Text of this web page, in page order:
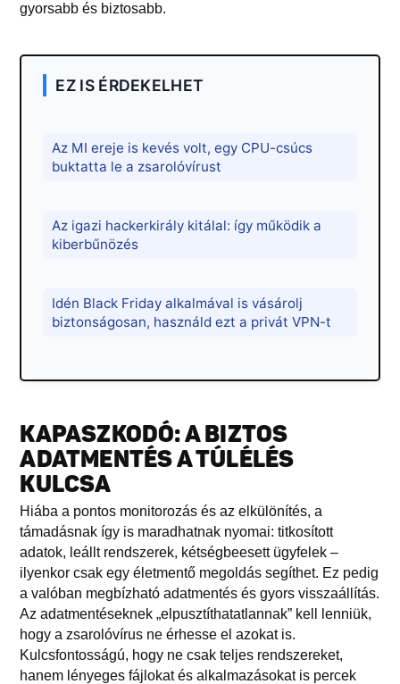
gyorsabb és biztosabb.
EZ IS ÉRDEKELHET
Az MI ereje is kevés volt, egy CPU-csúcs
buktatta le a zsarolóvírust
Az igazi hackerkirály kitálal: így működik a
kiberbűnözés
Idén Black Friday alkalmával is vásárolj
biztonságosan, használd ezt a privát VPN-t
KAPASZKODÓ: A BIZTOS
ADATMENTÉS A TÚLÉLÉS
KULCSA
Hiába a pontos monitorozás és az elkülönítés, a
támadásnak így is maradhatnak nyomai: titkosított
adatok, leállt rendszerek, kétségbeesett ügyfelek –
ilyenkor csak egy életmentő megoldás segíthet. Ez pedig
a valóban megbízható adatmentés és gyors visszaállítás.
Az adatmentéseknek „elpusztíthatatlannak” kell lenniük,
hogy a zsarolóvírus ne érhesse el azokat is.
Kulcsfontosságú, hogy ne csak teljes rendszereket,
hanem lényeges fájlokat és alkalmazásokat is percek